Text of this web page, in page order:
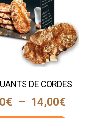
DE CORDES
€ – 14,00€